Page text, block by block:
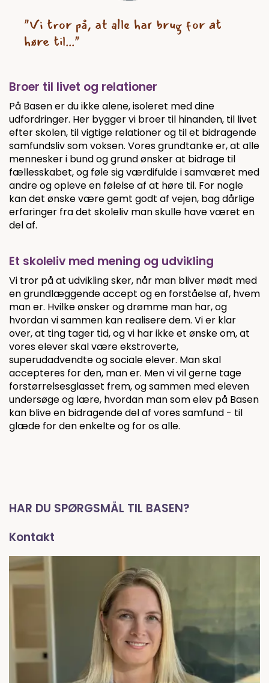
"Vi tror på, at alle har brug for at
høre til..."
Broer til livet og relationer
På Basen er du ikke alene, isoleret med dine
udfordringer. Her bygger vi broer til hinanden, til livet
efter skolen, til vigtige relationer og til et bidragende
samfundsliv som voksen. Vores grundtanke er, at alle
mennesker i bund og grund ønsker at bidrage til
fællesskabet, og føle sig værdifulde i samværet med
andre og opleve en følelse af at høre til. For nogle
kan det ønske være gemt godt af vejen, bag dårlige
erfaringer fra det skoleliv man skulle have været en
del af.
Et skoleliv med mening og udvikling
Vi tror på at udvikling sker, når man bliver mødt med
en grundlæggende accept og en forståelse af, hvem
man er. Hvilke ønsker og drømme man har, og
hvordan vi sammen kan realisere dem. Vi er klar
over, at ting tager tid, og vi har ikke et ønske om, at
vores elever skal være ekstroverte,
superudadvendte og sociale elever. Man skal
accepteres for den, man er. Men vi vil gerne tage
forstørrelsesglasset frem, og sammen med eleven
undersøge og lære, hvordan man som elev på Basen
kan blive en bidragende del af vores samfund - til
glæde for den enkelte og for os alle.
HAR DU SPØRGSMÅL TIL BASEN?
Kontakt